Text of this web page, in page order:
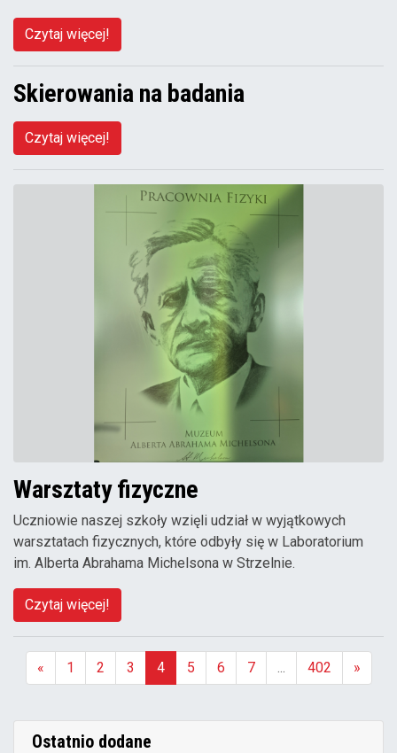
Czytaj więcej!
Skierowania na badania
Czytaj więcej!
Warsztaty fizyczne
Uczniowie naszej szkoły wzięli udział w wyjątkowych
warsztatach fizycznych, które odbyły się w Laboratorium
im. Alberta Abrahama Michelsona w Strzelnie.
Czytaj więcej!
« 1 2 3
4
5 6 7 402 »
Ostatnio dodane